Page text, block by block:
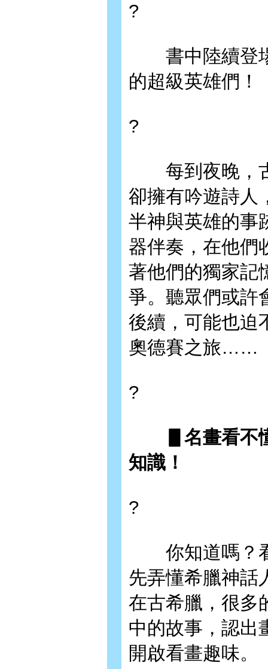
?
書中陸續登場
的超級英雄們！
?
每到夜晚，古
卻擁有吟遊詩人
半神與英雄的事
器伴奏，在他們
著他們的獨家記
爭。聽眾們或許
後續，可能也迫
奧德賽之旅……
?
▋名畫看不
知識！
?
你知道嗎？看
先弄懂希臘神
在古希臘，很多
中的故事，認出
開啟看畫趣味。